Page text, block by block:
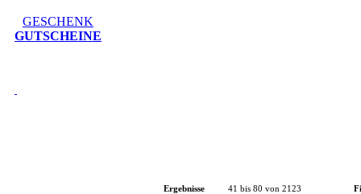
GESCHENK
GUTSCHEINE
Ergebnisse 41 bis 80 von 2123